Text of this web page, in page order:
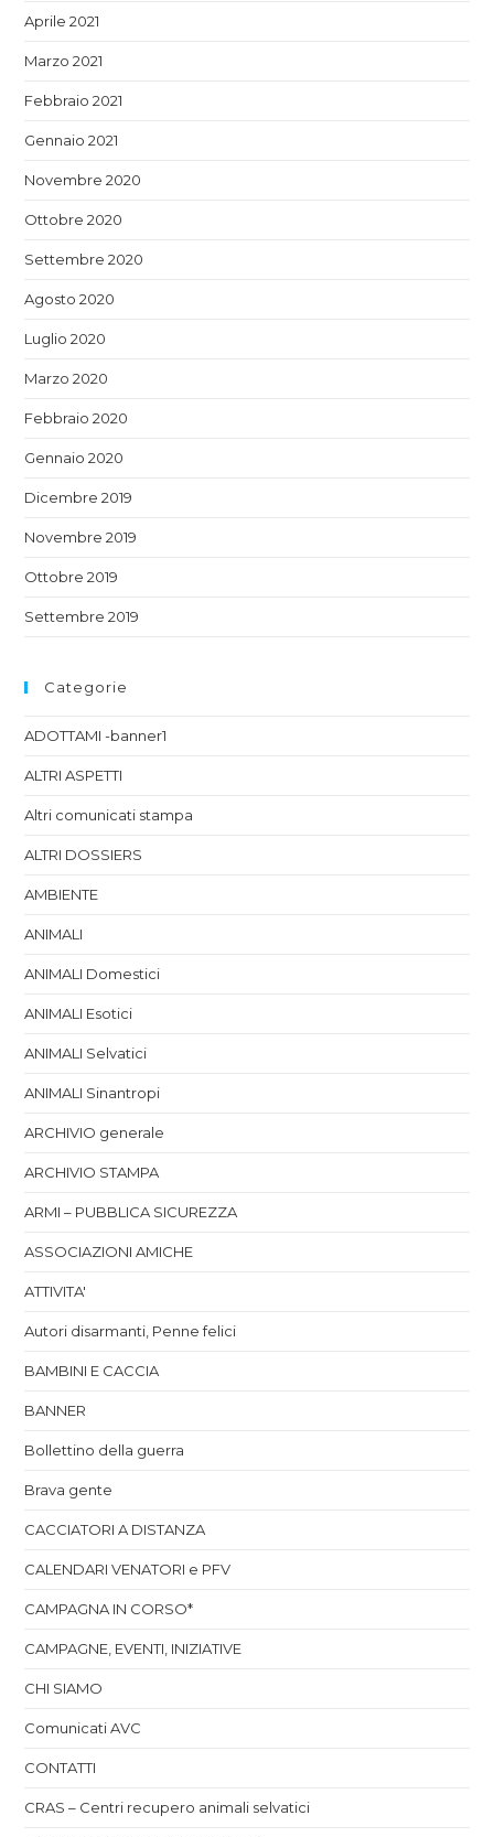
Aprile 2021
Marzo 2021
Febbraio 2021
Gennaio 2021
Novembre 2020
Ottobre 2020
Settembre 2020
Agosto 2020
Luglio 2020
Marzo 2020
Febbraio 2020
Gennaio 2020
Dicembre 2019
Novembre 2019
Ottobre 2019
Settembre 2019
Categorie
ADOTTAMI -banner1
ALTRI ASPETTI
Altri comunicati stampa
ALTRI DOSSIERS
AMBIENTE
ANIMALI
ANIMALI Domestici
ANIMALI Esotici
ANIMALI Selvatici
ANIMALI Sinantropi
ARCHIVIO generale
ARCHIVIO STAMPA
ARMI – PUBBLICA SICUREZZA
ASSOCIAZIONI AMICHE
ATTIVITA'
Autori disarmanti, Penne felici
BAMBINI E CACCIA
BANNER
Bollettino della guerra
Brava gente
CACCIATORI A DISTANZA
CALENDARI VENATORI e PFV
CAMPAGNA IN CORSO*
CAMPAGNE, EVENTI, INIZIATIVE
CHI SIAMO
Comunicati AVC
CONTATTI
CRAS – Centri recupero animali selvatici